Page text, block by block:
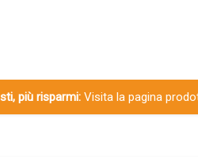
più risparmi:Visita la pagina